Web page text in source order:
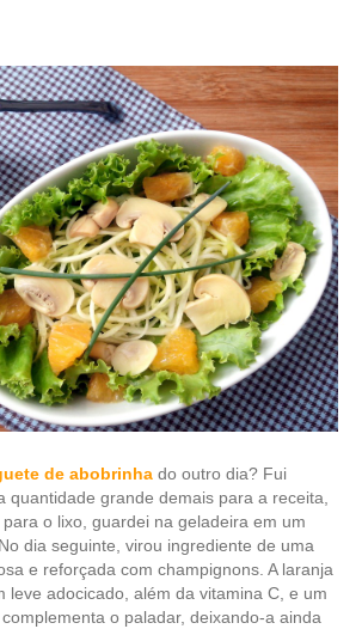
de abobrinha do outro dia? Fui
quantidade grande demais para a receita,
o lixo, guardei na geladeira em um
dia seguinte, virou ingrediente de uma
e reforçada com champignons. A laranja
leve adocicado, além da vitamina C, e um
o paladar, deixando-a ainda